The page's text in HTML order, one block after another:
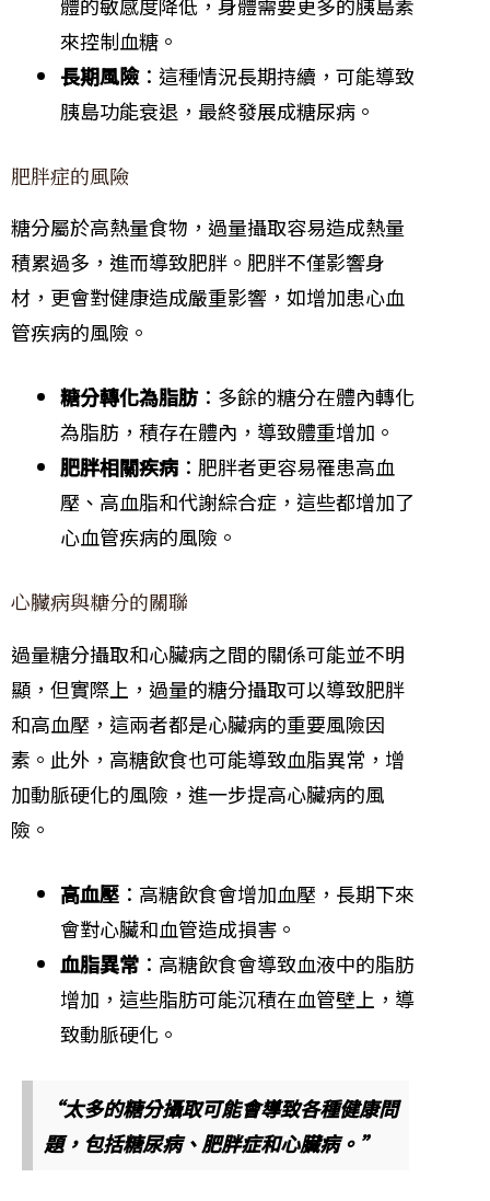
來控制血糖。
長期風險：這種情況長期持續，可能導致
胰島功能衰退，最終發展成糖尿病。
肥胖症的風險
糖分屬於高熱量食物，過量攝取容易造成熱量
積累過多，進而導致肥胖。肥胖不僅影響身
材，更會對健康造成嚴重影響，如增加患心血
管疾病的風險。
糖分轉化為脂肪：多餘的糖分在體內轉化
為脂肪，積存在體內，導致體重增加。
肥胖相關疾病 ：肥胖者更容易罹患高血
壓、高血脂和代謝綜合症，這些都增加了
心血管疾病的風險。
心臟病與糖分的關聯
過量糖分攝取和心臟病之間的關係可能並不明
顯，但實際上，過量的糖分攝取可以導致肥胖
和高血壓，這兩者都是心臟病的重要風險因
素。此外，高糖飲食也可能導致血脂異常，增
加動脈硬化的風險，進一步提高心臟病的風
險。
高血壓 ：高糖飲食會增加血壓，長期下來
會對心臟和血管造成損害。
血脂異常 ：高糖飲食會導致血液中的脂肪
增加，這些脂肪可能沉積在血管壁上，導
致動脈硬化。
“太多的糖分攝取可能會導致各種健康問
題，包括糖尿病、肥胖症和心臟病。”